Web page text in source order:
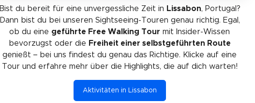
Bist du bereit für eine unvergessliche Zeit in Lissabon, Portugal?
Dann bist du bei unseren Sightseeing-Touren genau richtig. Egal,
ob du eine geführte Free Walking Tour mit Insider-Wissen
bevorzugst oder die Freiheit einer selbstgeführten Route
genießt – bei uns findest du genau das Richtige. Klicke auf eine
Tour und erfahre mehr über die Highlights, die auf dich warten!
Aktivitäten in Lissabon